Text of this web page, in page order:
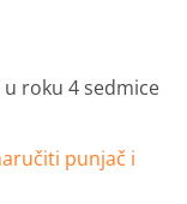
roku 4 sedmice
punjač i